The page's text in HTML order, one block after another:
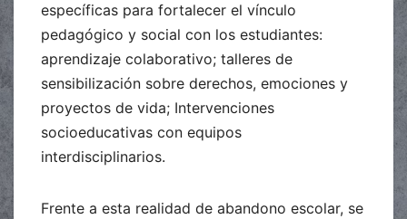
específicas para fortalecer el vínculo
pedagógico y social con los estudiantes:
aprendizaje colaborativo; talleres de
sensibilización sobre derechos, emociones y
proyectos de vida; Intervenciones
socioeducativas con equipos
interdisciplinarios.
Frente a esta realidad de abandono escolar, se